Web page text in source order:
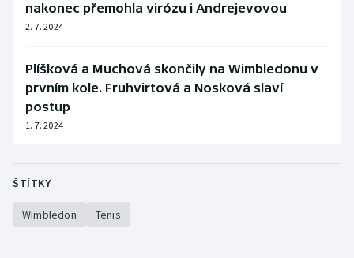
nakonec přemohla virózu i Andrejevovou
2. 7. 2024
Plíšková a Muchová skončily na Wimbledonu v
prvním kole. Fruhvirtová a Nosková slaví
postup
1. 7. 2024
ŠTÍTKY
Wimbledon Tenis